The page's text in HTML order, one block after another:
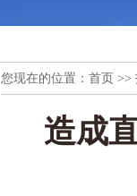
您现在的位置： 首页 >>
造成